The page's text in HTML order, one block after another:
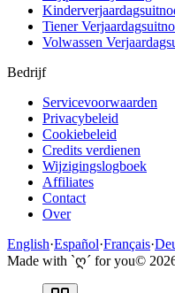
Tiener
Volwassen
Bedrijf
Servicevoorwaarden
Privacybeleid
Cookiebeleid
Credits verdienen
Wijzigingslogboek
Affiliates
Contact
Over
English·Español·Français·
Made with `ღ´ for you©